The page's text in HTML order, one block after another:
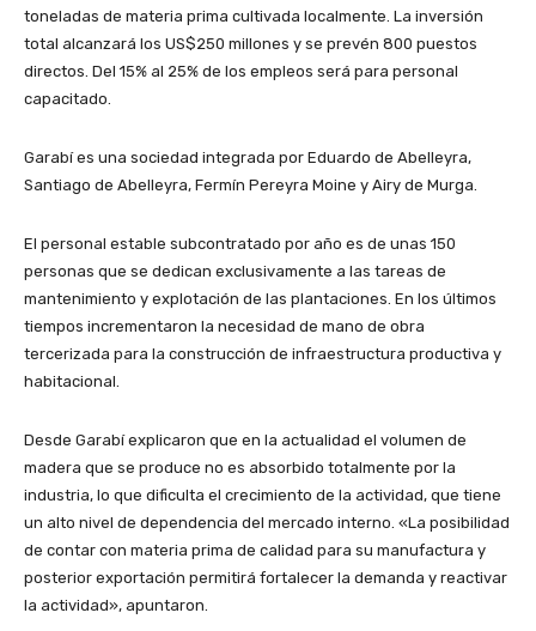
toneladas de materia prima cultivada localmente. La inversión
total alcanzará los US$250 millones y se prevén 800 puestos
directos. Del 15% al 25% de los empleos será para personal
capacitado.
Garabí es una sociedad integrada por Eduardo de Abelleyra,
Santiago de Abelleyra, Fermín Pereyra Moine y Airy de Murga.
El personal estable subcontratado por año es de unas 150
personas que se dedican exclusivamente a las tareas de
mantenimiento y explotación de las plantaciones. En los últimos
tiempos incrementaron la necesidad de mano de obra
tercerizada para la construcción de infraestructura productiva y
habitacional.
Desde Garabí explicaron que en la actualidad el volumen de
madera que se produce no es absorbido totalmente por la
industria, lo que dificulta el crecimiento de la actividad, que tiene
un alto nivel de dependencia del mercado interno. «La posibilidad
de contar con materia prima de calidad para su manufactura y
posterior exportación permitirá fortalecer la demanda y reactivar
la actividad», apuntaron.